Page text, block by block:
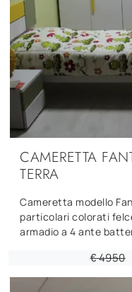
CAMERETTA
TERRA
Cameretta modello
particolari colorati
armadio a 4 ante
€ 4950